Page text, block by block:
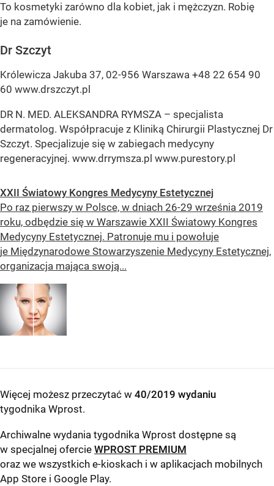
To kosmetyki zarówno dla kobiet, jak i mężczyzn. Robię
je na zamówienie.
Dr Szczyt
Królewicza Jakuba 37, 02-956 Warszawa +48 22 654 90
60 www.drszczyt.pl
DR N. MED. ALEKSANDRA RYMSZA – specjalista
dermatolog. Współpracuje z Kliniką Chirurgii Plastycznej Dr
Szczyt. Specjalizuje się w zabiegach medycyny
regeneracyjnej. www.drrymsza.pl www.purestory.pl
XXII Światowy Kongres Medycyny Estetycznej
Po raz pierwszy w Polsce, w dniach 26-29 września 2019
roku, odbędzie się w Warszawie XXII Światowy Kongres
Medycyny Estetycznej. Patronuje mu i powołuje
je Międzynarodowe Stowarzyszenie Medycyny Estetycznej,
organizacja mająca swoją...
Więcej możesz przeczytać w 40/2019 wydaniu
tygodnika Wprost.
Archiwalne wydania tygodnika Wprost dostępne są
w specjalnej ofercie WPROST PREMIUM
oraz we wszystkich e-kioskach i w aplikacjach mobilnych
App Store i Google Play.